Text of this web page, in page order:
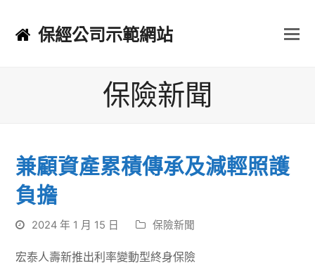
保經公司示範網站
保險新聞
兼顧資產累積傳承及減輕照護
負擔
2024 年 1 月 15 日 保險新聞
宏泰人壽新推出利率變動型終身保險